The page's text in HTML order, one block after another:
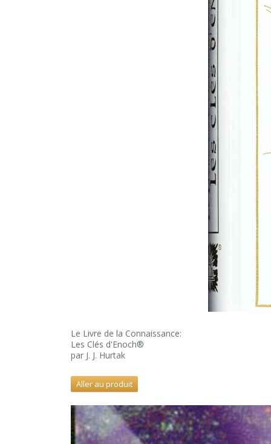
Le Livre de la Connaissance:
Les Clés d'Enoch®
par J. J. Hurtak
Aller au produit